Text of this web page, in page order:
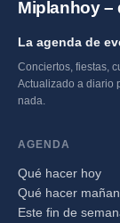
Miplanhoy –
La agenda de
Conciertos, fiestas,
Actualizado a diario
nada.
AGENDA
Qué hacer hoy
Qué hacer
Este fin de